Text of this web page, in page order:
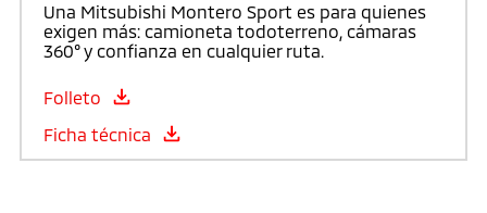
Una Mitsubishi Montero Sport es para quienes
exigen más: camioneta todoterreno, cámaras
360° y confianza en cualquier ruta.
Folleto
Ficha técnica